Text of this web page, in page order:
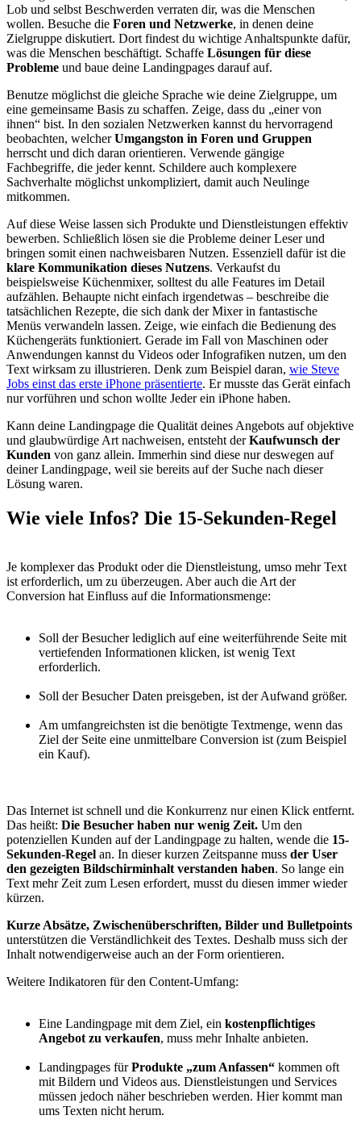
Lob und selbst Beschwerden verraten dir, was die Menschen
wollen. Besuche die Foren und Netzwerke, in denen deine
Zielgruppe diskutiert. Dort findest du wichtige Anhaltspunkte dafür,
was die Menschen beschäftigt. Schaffe Lösungen für diese
Probleme und baue deine Landingpages darauf auf.
Benutze möglichst die gleiche Sprache wie deine Zielgruppe, um
eine gemeinsame Basis zu schaffen. Zeige, dass du „einer von
ihnen“ bist. In den sozialen Netzwerken kannst du hervorragend
beobachten, welcherUmgangston in Foren und Gruppen
herrscht und dich daran orientieren. Verwende gängige
Fachbegriffe, die jeder kennt. Schildere auch komplexere
Sachverhalte möglichst unkompliziert, damit auch Neulinge
mitkommen.
Auf diese Weise lassen sich Produkte und Dienstleistungen effektiv
bewerben. Schließlich lösen sie die Probleme deiner Leser und
bringen somit einen nachweisbaren Nutzen. Essenziell dafür ist die
klare Kommunikation dieses Nutzens. Verkaufst du
beispielsweise Küchenmixer, solltest du alle Features im Detail
aufzählen. Behaupte nicht einfach irgendetwas – beschreibe die
tatsächlichen Rezepte, die sich dank der Mixer in fantastische
Menüs verwandeln lassen. Zeige, wie einfach die Bedienung des
Küchengeräts funktioniert. Gerade im Fall von Maschinen oder
Anwendungen kannst du Videos oder Infografiken nutzen, um den
Text wirksam zu illustrieren. Denk zum Beispiel daran, wie Steve
Jobs einst das erste iPhone präsentierte. Er musste das Gerät einfach
nur vorführen und schon wollte Jeder ein iPhone haben.
Kann deine Landingpage die Qualität deines Angebots auf objektive
und glaubwürdige Art nachweisen, entsteht derKaufwunsch der
Kunden von ganz allein. Immerhin sind diese nur deswegen auf
deiner Landingpage, weil sie bereits auf der Suche nach dieser
Lösung waren.
Wie viele Infos? Die 15-Sekunden-Regel
Je komplexer das Produkt oder die Dienstleistung, umso mehr Text
ist erforderlich, um zu überzeugen. Aber auch die Art der
Conversion hat Einfluss auf die Informationsmenge:
Soll der Besucher lediglich auf eine weiterführende Seite mit
vertiefenden Informationen klicken, ist wenig Text
erforderlich.
Soll der Besucher Daten preisgeben, ist der Aufwand größer.
Am umfangreichsten ist die benötigte Textmenge, wenn das
Ziel der Seite eine unmittelbare Conversion ist (zum Beispiel
ein Kauf).
Das Internet ist schnell und die Konkurrenz nur einen Klick entfernt.
Das heißt: Die Besucher haben nur wenig Zeit. Um den
potenziellen Kunden auf der Landingpage zu halten, wende die 15-
Sekunden-Regel an. In dieser kurzen Zeitspanne muss der User
den gezeigten Bildschirminhalt verstanden haben. So lange ein
Text mehr Zeit zum Lesen erfordert, musst du diesen immer wieder
kürzen.
Kurze Absätze, Zwischenüberschriften, Bilder und Bulletpoints
unterstützen die Verständlichkeit des Textes. Deshalb muss sich der
Inhalt notwendigerweise auch an der Form orientieren.
Weitere Indikatoren für den Content-Umfang:
Eine Landingpage mit dem Ziel, ein kostenpflichtiges
Angebot zu verkaufen, muss mehr Inhalte anbieten.
Landingpages fürProdukte „zum Anfassen“ kommen oft
mit Bildern und Videos aus. Dienstleistungen und Services
müssen jedoch näher beschrieben werden. Hier kommt man
ums Texten nicht herum.